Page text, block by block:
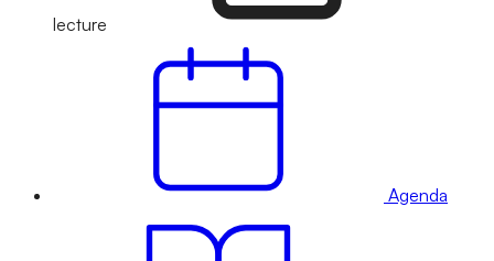
lecture
Agenda